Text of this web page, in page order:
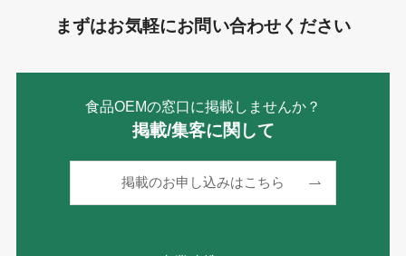
まずはお気軽にお問い合わせください
食品OEMの窓口に掲載しませんか？
掲載/集客に関して
掲載のお申し込みはこちら